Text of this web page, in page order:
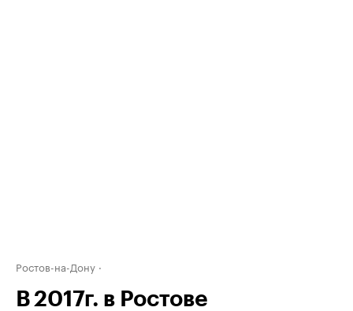
Ростов-на-Дону
В 2017г. в Ростове